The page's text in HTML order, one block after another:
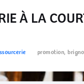
À LA
promotion,